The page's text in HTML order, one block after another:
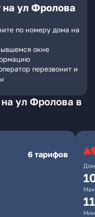
на ул Фролова
по номеру дома на
окне
перезвонит и
ул Фролова в
6 тарифов